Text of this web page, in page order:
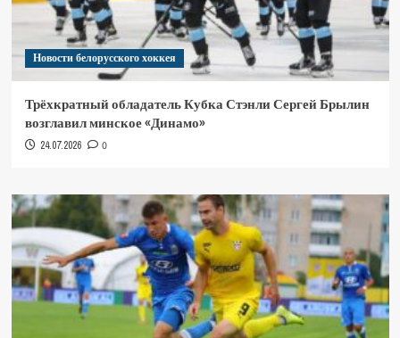
Новости белорусского хоккея
Трёхкратный обладатель Кубка Стэнли Сергей Брылин
возглавил минское «Динамо»
24.07.2026 0